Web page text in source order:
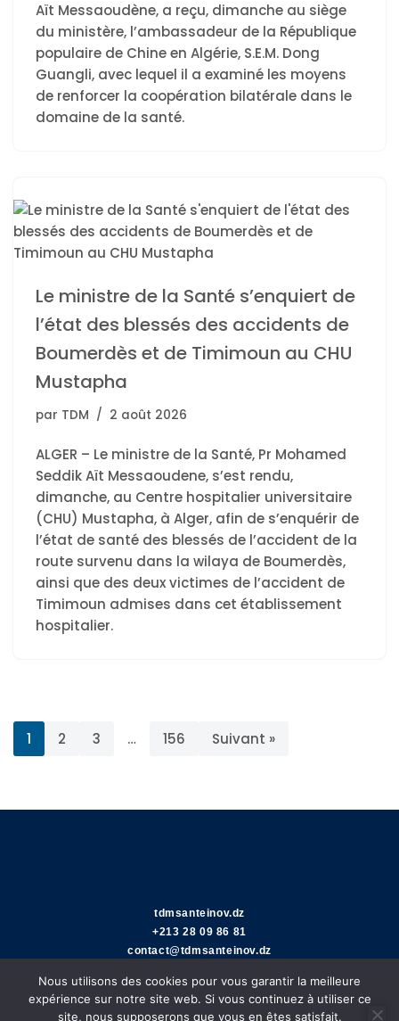
Aït Messaoudène, a reçu, dimanche au siège
du ministère, l’ambassadeur de la République
populaire de Chine en Algérie, S.E.M. Dong
Guangli, avec lequel il a examiné les moyens
de renforcer la coopération bilatérale dans le
domaine de la santé.
Le ministre de la Santé s’enquiert de
l’état des blessés des accidents de
Boumerdès et de Timimoun au CHU
Mustapha
par TDM 2 août 2026
ALGER – Le ministre de la Santé, Pr Mohamed
Seddik Aït Messaoudene, s’est rendu,
dimanche, au Centre hospitalier universitaire
(CHU) Mustapha, à Alger, afin de s’enquérir de
l’état de santé des blessés de l’accident de la
route survenu dans la wilaya de Boumerdès,
ainsi que des deux victimes de l’accident de
Timimoun admises dans cet établissement
hospitalier.
1 2 3 … 156 Suivant »
tdmsanteinov.dz
+213 28 09 86 81
contact@tdmsanteinov.dz
Nous utilisons des cookies pour vous garantir la meilleure
expérience sur notre site web. Si vous continuez à utiliser ce
site, nous supposerons que vous en êtes satisfait.